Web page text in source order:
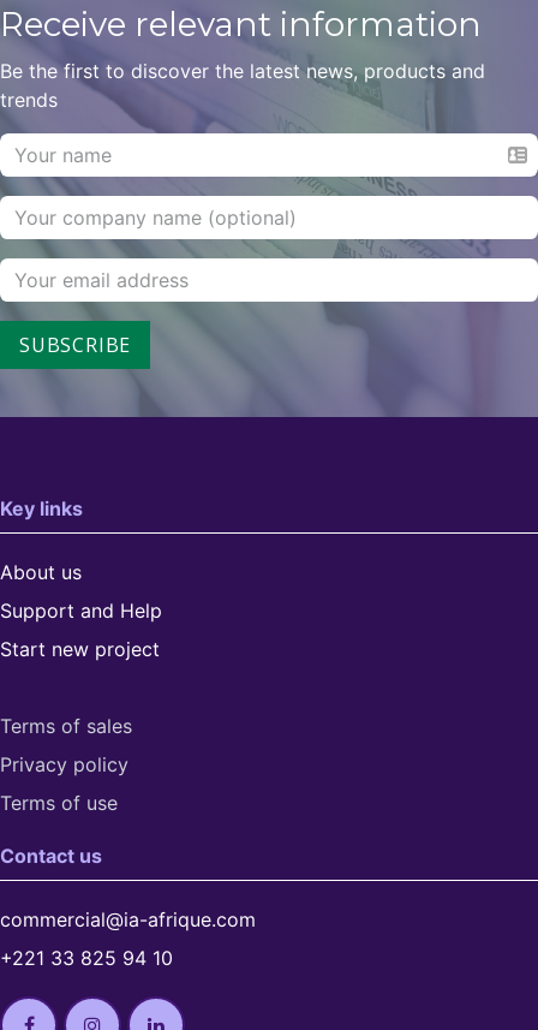
Receive relevant information
Be the first to discover the latest news, products and
trends
SUBSCRIBE
Key links
About us
Support and Help
Start new project
Terms of sales
Privacy policy
Terms of use​
Contact us
commercial@ia-afrique.com
+221 33 825 94 10